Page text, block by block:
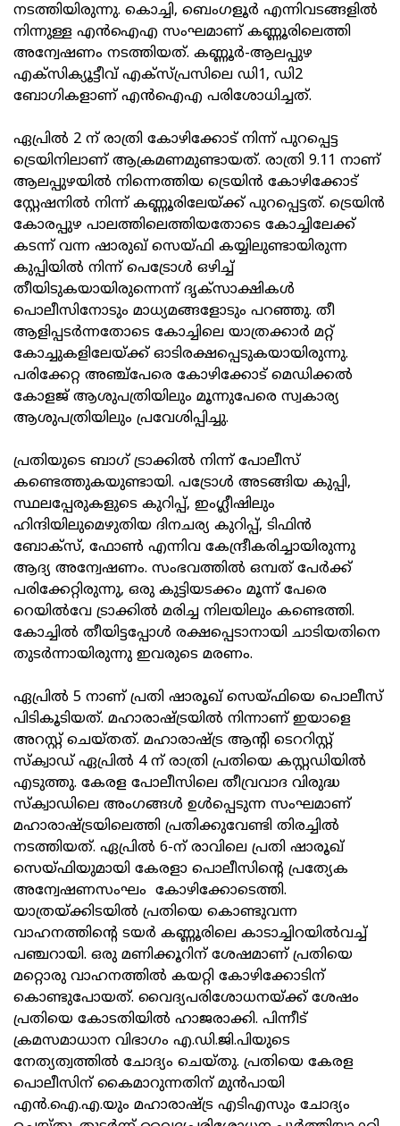
നടത്തിയിരുന്നു. കൊച്ചി, ബെംഗളൂർ എന്നിവടങ്ങളിൽ
നിന്നുള്ള എൻഐഎ സംഘമാണ് കണ്ണൂരിലെത്തി
അന്വേഷണം നടത്തിയത്. കണ്ണൂർ-ആലപ്പുഴ
എക്‌സിക്യൂട്ടീവ് എക്‌സ്പ്രസിലെ ഡി1, ഡി2
ബോഗികളാണ് എൻഐഎ പരിശോധിച്ചത്.
ഏപ്രിൽ 2 ന് രാത്രി കോഴിക്കോട് നിന്ന് പുറപ്പെട്ട
ട്രെയിനിലാണ് ആക്രമണമുണ്ടായത്. രാത്രി 9.11 നാണ്
ആലപ്പുഴയിൽ നിന്നെത്തിയ ട്രെയിൻ കോഴിക്കോട്
സ്റ്റേഷനിൽ നിന്ന് കണ്ണൂരിലേയ്ക്ക് പുറപ്പെട്ടത്. ട്രെയിൻ
കോരപ്പുഴ പാലത്തിലെത്തിയതോടെ കോച്ചിലേക്ക്
കടന്ന് വന്ന ഷാരുഖ് സെയ്ഫി കയ്യിലുണ്ടായിരുന്ന
കുപ്പിയിൽ നിന്ന് പെട്രോൾ ഒഴിച്ച്
തീയിടുകയായിരുന്നെന്ന് ദൃക്സാക്ഷികൾ
പൊലീസിനോടും മാധ്യമങ്ങളോടും പറഞ്ഞു. തീ
ആളിപ്പടർന്നതോടെ കോച്ചിലെ യാത്രക്കാർ മറ്റ്
കോച്ചുകളിലേയ്ക്ക് ഓടിരക്ഷപ്പെടുകയായിരുന്നു.
പരിക്കേറ്റ അഞ്ച്‌പേരെ കോഴിക്കോട് മെഡിക്കൽ
കോളജ് ആശുപത്രിയിലും മൂന്നുപേരെ സ്വകാര്യ
ആശുപത്രിയിലും പ്രവേശിപ്പിച്ചു.
പ്രതിയുടെ ബാഗ് ട്രാക്കിൽ നിന്ന് പോലീസ്
കണ്ടെത്തുകയുണ്ടായി. പട്രോൾ അടങ്ങിയ കുപ്പി,
സ്ഥലപ്പേരുകളുടെ കുറിപ്പ്, ഇംഗ്ലീഷിലും
ഹിന്ദിയിലുമെഴുതിയ ദിനചര്യ കുറിപ്പ്, ടിഫിൻ
ബോക്‌സ്, ഫോൺ എന്നിവ കേന്ദ്രീകരിച്ചായിരുന്നു
ആദ്യ അന്വേഷണം. സംഭവത്തിൽ ഒമ്പത് പേർക്ക്
പരിക്കേറ്റിരുന്നു, ഒരു കുട്ടിയടക്കം മൂന്ന് പേരെ
റെയിൽവേ ട്രാക്കിൽ മരിച്ച നിലയിലും കണ്ടെത്തി.
കോച്ചിൽ തീയിട്ടപ്പോൾ രക്ഷപ്പെടാനായി ചാടിയതിനെ
തുടർന്നായിരുന്നു ഇവരുടെ മരണം.
ഏപ്രിൽ 5 നാണ് പ്രതി ഷാരൂഖ് സെയ്ഫിയെ പൊലീസ്
പിടികൂടിയത്. മഹാരാഷ്ട്രയിൽ നിന്നാണ് ഇയാളെ
അറസ്റ്റ് ചെയ്തത്. മഹാരാഷ്ട്ര ആന്റി ടെററിസ്റ്റ്
സ്‌ക്വാഡ് ഏപ്രിൽ 4 ന് രാത്രി പ്രതിയെ കസ്റ്റഡിയിൽ
എടുത്തു. കേരള പോലീസിലെ തീവ്രവാദ വിരുദ്ധ
സ്‌ക്വാഡിലെ അംഗങ്ങൾ ഉൾപ്പെടുന്ന സംഘമാണ്
മഹാരാഷ്ട്രയിലെത്തി പ്രതിക്കുവേണ്ടി തിരച്ചിൽ
നടത്തിയത്. ഏപ്രിൽ 6-ന് രാവിലെ പ്രതി ഷാരൂഖ്
സെയ്ഫിയുമായി കേരളാ പൊലീസിന്റെ പ്രത്യേക
അന്വേഷണസംഘം കോഴിക്കോടെത്തി.
യാത്രയ്ക്കിടയിൽ പ്രതിയെ കൊണ്ടുവന്ന
വാഹനത്തിന്റെ ടയർ കണ്ണൂരിലെ കാടാച്ചിറയിൽവച്ച്
പഞ്ചറായി. ഒരു മണിക്കൂറിന് ശേഷമാണ് പ്രതിയെ
മറ്റൊരു വാഹനത്തിൽ കയറ്റി കോഴിക്കോടിന്
കൊണ്ടുപോയത്. വൈദ്യപരിശോധനയ്ക്ക് ശേഷം
പ്രതിയെ കോടതിയിൽ ഹാജരാക്കി. പിന്നീട്
ക്രമസമാധാന വിഭാഗം എ.ഡി.ജി.പിയുടെ
നേത്യത്വത്തിൽ ചോദ്യം ചെയ്തു. പ്രതിയെ കേരള
പൊലീസിന് കൈമാറുന്നതിന് മുൻപായി
എൻ.ഐ.എ.യും മഹാരാഷ്ട്ര എടിഎസും ചോദ്യം